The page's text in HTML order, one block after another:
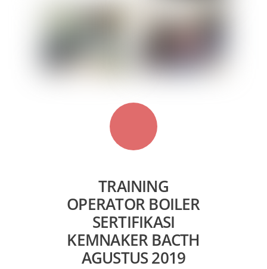
TRAINING
OPERATOR BOILER
SERTIFIKASI
KEMNAKER BACTH
AGUSTUS 2019